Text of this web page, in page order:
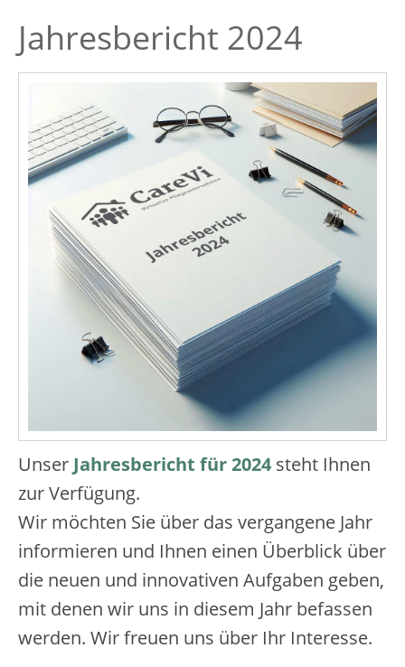
Jahresbericht 2024
Unser Jahresbericht für 2024 steht Ihnen
zur Verfügung.
Wir möchten Sie über das vergangene Jahr
informieren und Ihnen einen Überblick über
die neuen und innovativen Aufgaben geben,
mit denen wir uns in diesem Jahr befassen
werden. Wir freuen uns über Ihr Interesse.